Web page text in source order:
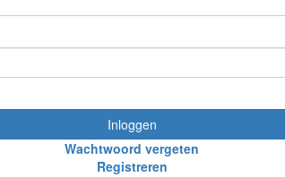
Inloggen
Wachtwoord vergeten
Registreren